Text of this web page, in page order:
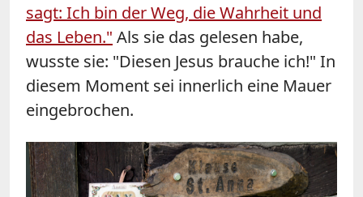
sagt: Ich bin der Weg, die Wahrheit und
das Leben." Als sie das gelesen habe,
wusste sie: "Diesen Jesus brauche ich!" In
diesem Moment sei innerlich eine Mauer
eingebrochen.